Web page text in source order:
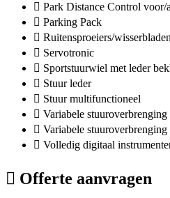
Park Distance Control voor/
Parking Pack
Ruitensproeiers/
Servotronic
Sportstuurwiel met leder
Stuur leder
Stuur multifunctioneel
Variabele stuuroverbrenging
Variabele stuuroverbrenging
Volledig digitaal
Offerte aanvragen